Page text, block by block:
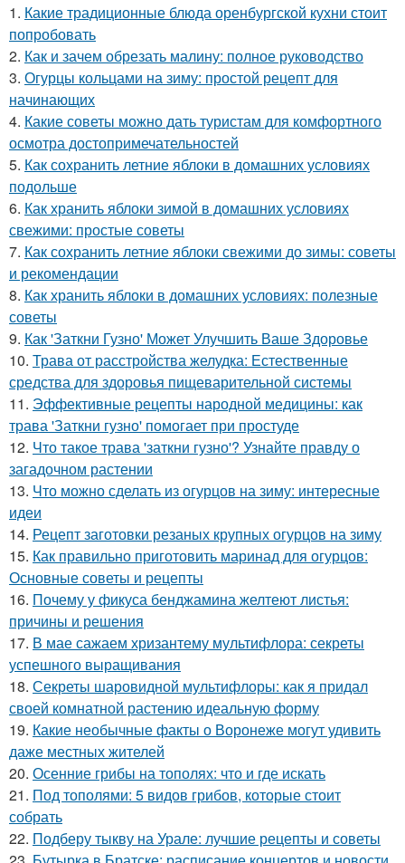
1. Какие традиционные блюда оренбургской кухни стоит
попробовать
2. Как и зачем обрезать малину: полное руководство
3. Огурцы кольцами на зиму: простой рецепт для
начинающих
4. Какие советы можно дать туристам для комфортного
осмотра достопримечательностей
5. Как сохранить летние яблоки в домашних условиях
подольше
6. Как хранить яблоки зимой в домашних условиях
свежими: простые советы
7. Как сохранить летние яблоки свежими до зимы: советы
и рекомендации
8. Как хранить яблоки в домашних условиях: полезные
советы
9. Как 'Заткни Гузно' Может Улучшить Ваше Здоровье
10. Трава от расстройства желудка: Естественные
средства для здоровья пищеварительной системы
11. Эффективные рецепты народной медицины: как
трава 'Заткни гузно' помогает при простуде
12. Что такое трава 'заткни гузно'? Узнайте правду о
загадочном растении
13. Что можно сделать из огурцов на зиму: интересные
идеи
14. Рецепт заготовки резаных крупных огурцов на зиму
15. Как правильно приготовить маринад для огурцов:
Основные советы и рецепты
16. Почему у фикуса бенджамина желтеют листья:
причины и решения
17. В мае сажаем хризантему мультифлора: секреты
успешного выращивания
18. Секреты шаровидной мультифлоры: как я придал
своей комнатной растению идеальную форму
19. Какие необычные факты о Воронеже могут удивить
даже местных жителей
20. Осенние грибы на тополях: что и где искать
21. Под тополями: 5 видов грибов, которые стоит
собрать
22. Подберу тыкву на Урале: лучшие рецепты и советы